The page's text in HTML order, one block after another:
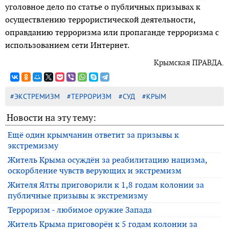
уголовное дело по статье о публичных призывах к
осуществлению террористической деятельности,
оправданию терроризма или пропаганде терроризма с
использованием сети Интернет.
Крымская ПРАВДА.
#ЭКСТРЕМИЗМ #ТЕРРОРИЗМ #СУД #КРЫМ
Новости на эту тему:
Ещё один крымчанин ответит за призывы к
экстремизму
Житель Крыма осуждён за реабилитацию нацизма,
оскорбление чувств верующих и экстремизм
Жителя Ялты приговорили к 1,8 годам колонии за
публичные призывы к экстремизму
Терроризм - любимое оружие Запада
Житель Крыма приговорён к 5 годам колонии за